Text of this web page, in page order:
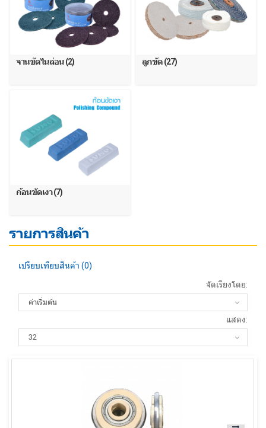
จานขัดไนล่อน (2) ลูกขัด (27)
ก้อนขัดเงา (7)
รายการสินค้า
เปรียบเทียบสินค้า (0)
จัดเรียงโดย:
แสดง: